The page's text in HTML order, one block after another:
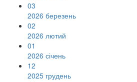
03
2026 березень
02
2026 лютий
01
2026 січень
12
2025 грудень